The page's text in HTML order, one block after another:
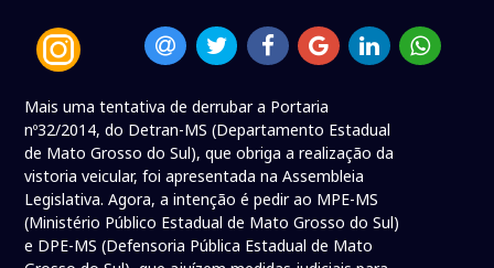
Mais uma tentativa de derrubar a Portaria
nº32/2014, do Detran-MS (Departamento Estadual
de Mato Grosso do Sul), que obriga a realização da
vistoria veicular, foi apresentada na Assembleia
Legislativa. Agora, a intenção é pedir ao MPE-MS
(Ministério Público Estadual de Mato Grosso do Sul)
e DPE-MS (Defensoria Pública Estadual de Mato